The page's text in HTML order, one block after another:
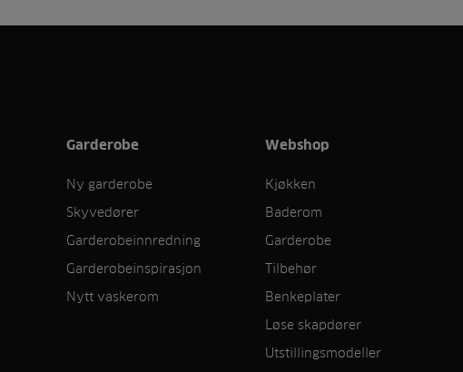
Garderobe
Ny garderobe
Skyvedører
Garderobeinnredning
Garderobeinspirasjon
Nytt vaskerom
Webshop
Kjøkken
Baderom
Garderobe
Tilbehør
Benkeplater
Løse skapdører
Utstillingsmodeller